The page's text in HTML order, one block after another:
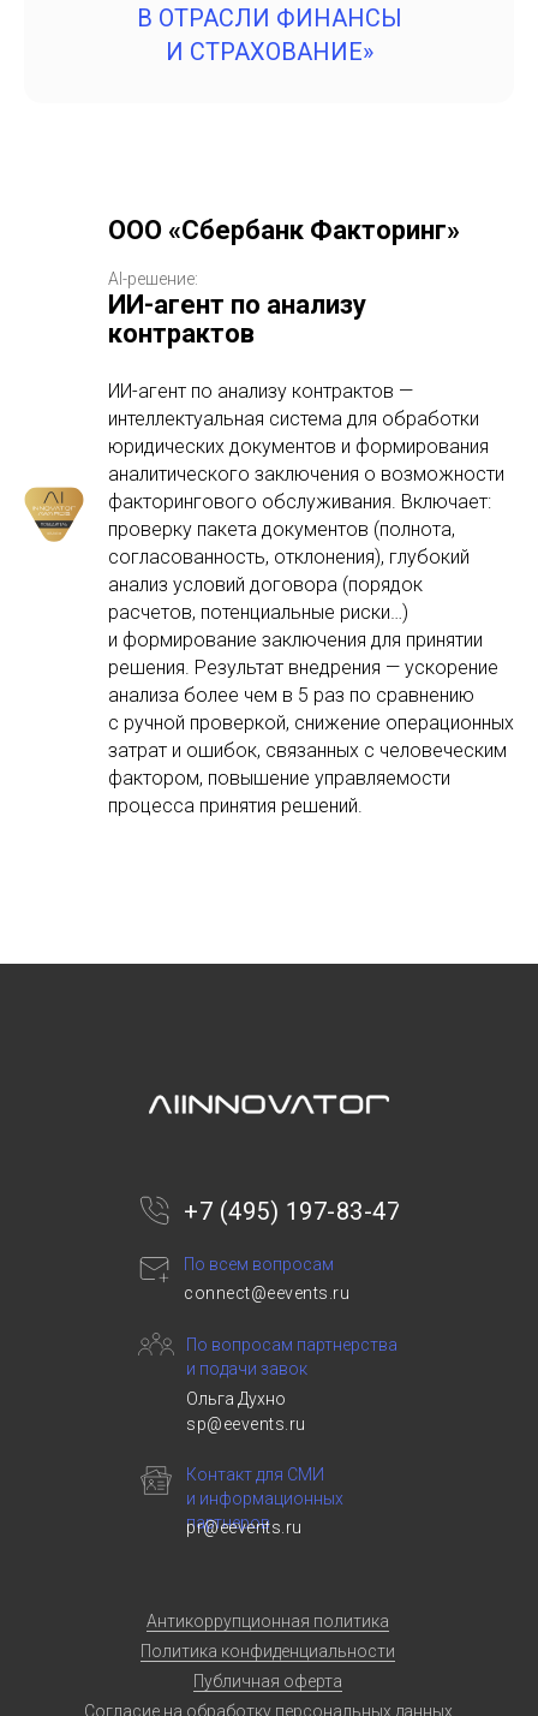
В ОТРАСЛИ ФИНАНСЫ
И СТРАХОВАНИЕ»
ООО «Сбербанк Факторинг»
AI-решение:
ИИ-агент по анализу
контрактов
ИИ-агент по анализу контрактов —
интеллектуальная система для обработки
юридических документов и формирования
аналитического заключения о возможности
факторингового обслуживания. Включает:
проверку пакета документов (полнота,
согласованность, отклонения), глубокий
анализ условий договора (порядок
расчетов, потенциальные риски…)
и формирование заключения для принятии
решения. Результат внедрения — ускорение
анализа более чем в 5 раз по сравнению
с ручной проверкой, снижение операционных
затрат и ошибок, связанных с человеческим
фактором, повышение управляемости
процесса принятия решений.
Согласие на обработку персональных данных
Антикоррупционная политика
Политика конфиденциальности
Публичная оферта
По вопросам партнерства
и подачи завок
Ольга Духно
sp@eevents.ru
Контакт для СМИ
и информационных
партнеров
pr@eevents.ru
По всем вопросам
connect@eevents.ru
+7 (495) 197-83-47